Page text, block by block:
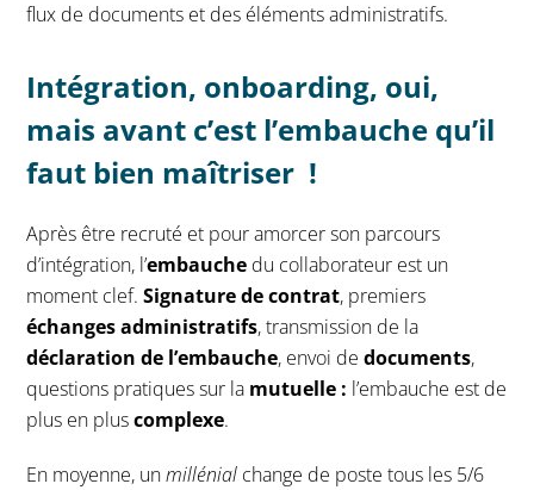
flux de documents et des éléments administratifs.
Intégration, onboarding, oui,
mais avant c’est l’embauche qu’il
faut bien maîtriser !
Après être recruté et pour amorcer son parcours
d’intégration, l’embauche du collaborateur est un
moment clef.Signature de contrat, premiers
échanges administratifs, transmission de la
déclaration de l’embauche, envoi dedocuments,
questions pratiques sur la mutuelle : l’embauche est de
plus en pluscomplexe.
En moyenne, unmillénial change de poste tous les 5/6